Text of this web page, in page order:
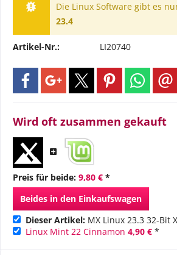
Die Linux Software gibt es
23.4
Artikel-Nr.: LI20740
Wird oft zusammen gekauft
Preis für beide: 9,80 € *
Beides in den Einkaufswagen
Dieser Artikel: MX Linux 23.3 32-Bit
Linux Mint 22 Cinnamon 4,90 € *